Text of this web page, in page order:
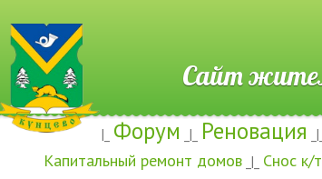
Сайт
|_ Форум _|_ Реновация _|_
Капитальный ремонт домов _|_ Снос к/